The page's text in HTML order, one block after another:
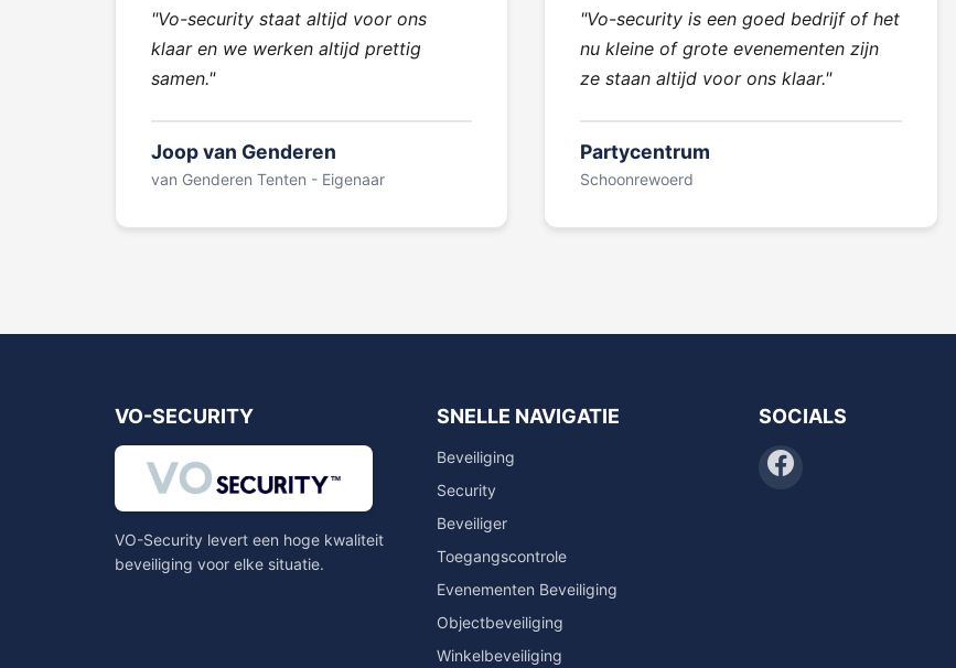
"Vo-security staat altijd voor ons
klaar en we werken altijd prettig
samen."
Joop van Genderen
van Genderen Tenten - Eigenaar
"Vo-security is een goed bedrijf of het
nu kleine of grote evenementen zijn
ze staan altijd voor ons klaar."
Partycentrum
Schoonrewoerd
VO-SECURITY
VO-Security levert een hoge kwaliteit
beveiliging voor elke situatie.
SNELLE NAVIGATIE
Beveiliging
Security
Beveiliger
Toegangscontrole
Evenementen Beveiliging
Objectbeveiliging
Winkelbeveiliging
SOCIALS